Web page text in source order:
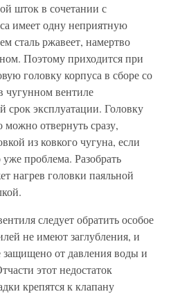
шток в сочетании с
имеет одну неприятную
сталь ржавеет, намертво
Поэтому приходится при
головку корпуса в сборе со
вентиле
срок эксплуатации. Головку
отвернуть сразу,
из ковкого чугуна, если
проблема. Разобрать
нагрев головки паяльной
следует обратить особое
не имеют заглубления, и
от давления воды и
этот недостаток
крепятся к клапану